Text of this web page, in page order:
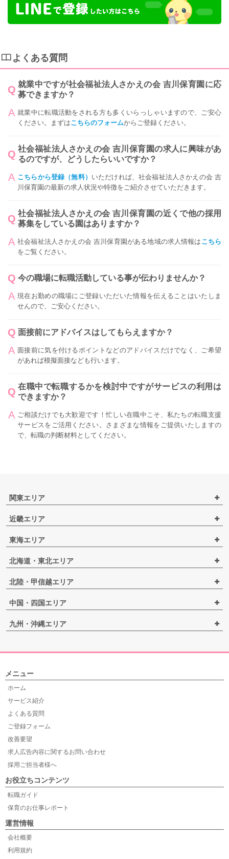
よくある質問
就業中ですが社会福祉法人さかえの会 吉川保育園に応
募できますか？
就業中に転職活動をされる方も多くいらっしゃいますので、ご安心
ください。まずはこちらのフォームからご登録ください。
社会福祉法人さかえの会 吉川保育園の求人に興味があ
るのですが、どうしたらいいですか？
こちらから登録（無料） いただければ、社会福祉法人さかえの会 吉
川保育園の最新の求人状況や特徴をご紹介させていただきます。
社会福祉法人さかえの会 吉川保育園の近くで他の採用
募集をしている園はありますか？
社会福祉法人さかえの会 吉川保育園がある地域の求人情報は こちら
をご覧ください。
今の職場に転職活動している事が伝わりませんか？
現在お勤めの職場にご登録いただいた情報を伝えることはいたしま
せんので、ご安心ください。
面接前にアドバイスはしてもらえますか？
面接前に気を付けるポイントなどのアドバイスだけでなく、ご希望
があれば模擬面接なども行います。
在職中で転職するかを検討中ですがサービスの利用は
できますか？
ご相談だけでも大歓迎です！忙しい在職中こそ、私たちの転職支援
サービスをご活用ください。さまざまな情報をご提供いたしますの
で、転職の判断材料としてください。
関東エリア
近畿エリア
東海エリア
北海道・東北エリア
北陸・甲信越エリア
中国・四国エリア
九州・沖縄エリア
メニュー
ホーム
サービス紹介
よくある質問
ご登録フォーム
改善要望
求人広告内容に関するお問い合わせ
採用ご担当者様へ
お役立ちコンテンツ
転職ガイド
保育のお仕事レポート
運営情報
会社概要
利用規約